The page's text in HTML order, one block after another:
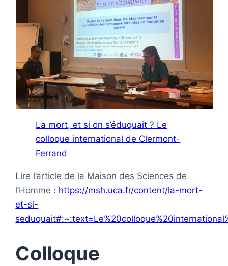
La mort, et si on s’éduquait ? Le
colloque international de Clermont-
Ferrand
Lire l’article de la Maison des Sciences de
l’Homme : https://msh.uca.fr/content/la-mort-
et-si-
Colloque